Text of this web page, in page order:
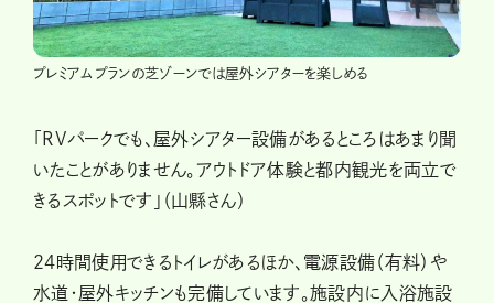
プレミアムプランの芝ゾーンでは屋外シアターを楽しめる
「RVパークでも、屋外シアター設備があるところはあまり聞
いたことがありません。アウトドア体験と都内観光を両立で
きるスポットです」（山縣さん）
24時間使用できるトイレがあるほか、電源設備（有料）や
水道・屋外キッチンも完備しています。施設内に入浴施設